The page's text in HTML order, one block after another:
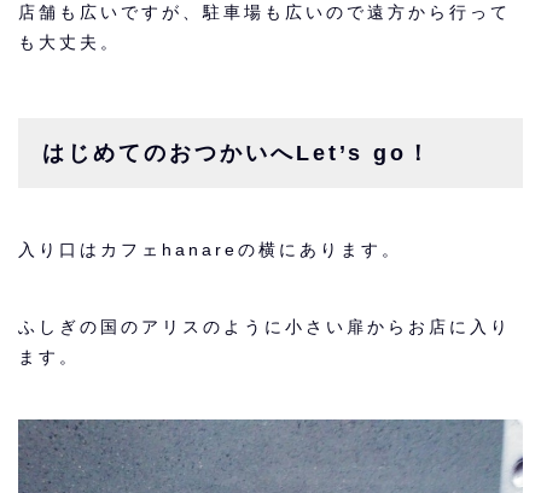
店舗も広いですが、駐車場も広いので遠方から行って
も大丈夫。
はじめてのおつかいへLet’s go！
入り口はカフェhanareの横にあります。
ふしぎの国のアリスのように小さい扉からお店に入り
ます。